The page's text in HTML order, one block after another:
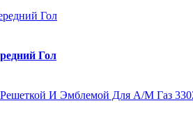
Гол